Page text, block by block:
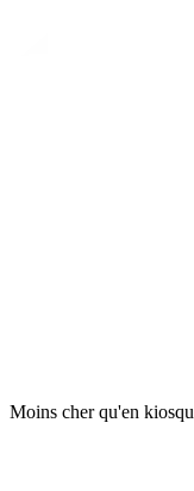
Moins cher qu'en